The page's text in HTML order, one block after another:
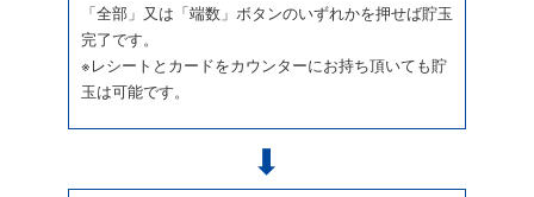
「全部」又は「端数」ボタンのいずれかを押せば貯玉
完了です。
※レシートとカードをカウンターにお持ち頂いても貯
玉は可能です。